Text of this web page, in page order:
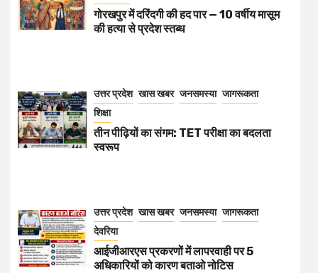
गोरखपुर में दरिंदगी की हद पार — 10 वर्षीय मासूम
की हत्या से प्रदेश स्तब्ध
उत्तर प्रदेश खास खबर जनसमस्या जागरूकता
शिक्षा
तीन पीढ़ियों का संगम: TET परीक्षा का बदलता
स्वरूप
उत्तर प्रदेश खास खबर जनसमस्या जागरूकता
देवरिया
आईजीआरएस प्रकरणों में लापरवाही पर 5
अधिकारियों को कारण बताओ नोटिस